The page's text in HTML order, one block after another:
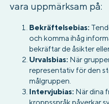
vara uppmärksam på:
Bekräftelsebias:
och komma ihåg
bekräftar de åsikter
Urvalsbias: När
representativ för den
målgruppen.
Intervjubias: När dina